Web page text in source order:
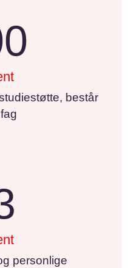
består
personlige